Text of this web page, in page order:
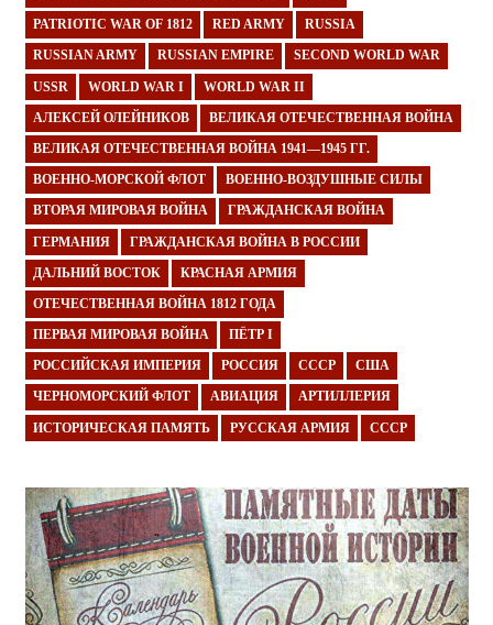
PATRIOTIC WAR OF 1812 RED ARMY RUSSIA
RUSSIAN ARMY RUSSIAN EMPIRE SECOND WORLD WAR
USSR WORLD WAR I WORLD WAR II
АЛЕКСЕЙ ОЛЕЙНИКОВ ВЕЛИКАЯ ОТЕЧЕСТВЕННАЯ ВОЙНА
ВЕЛИКАЯ ОТЕЧЕСТВЕННАЯ ВОЙНА 1941—1945 ГГ.
ВОЕННО-МОРСКОЙ ФЛОТ ВОЕННО-ВОЗДУШНЫЕ СИЛЫ
ВТОРАЯ МИРОВАЯ ВОЙНА ГРАЖДАНСКАЯ ВОЙНА
ГЕРМАНИЯ ГРАЖДАНСКАЯ ВОЙНА В РОССИИ
ДАЛЬНИЙ ВОСТОК КРАСНАЯ АРМИЯ
ОТЕЧЕСТВЕННАЯ ВОЙНА 1812 ГОДА
ПЕРВАЯ МИРОВАЯ ВОЙНА ПЁТР I
РОССИЙСКАЯ ИМПЕРИЯ РОССИЯ СССР США
ЧЕРНОМОРСКИЙ ФЛОТ АВИАЦИЯ АРТИЛЛЕРИЯ
ИСТОРИЧЕСКАЯ ПАМЯТЬ РУССКАЯ АРМИЯ СССР